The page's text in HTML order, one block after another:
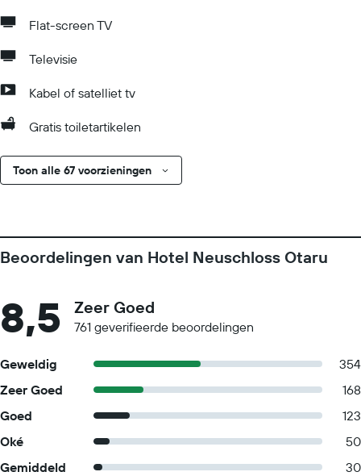
Flat-screen TV
Televisie
Kabel of satelliet tv
Gratis toiletartikelen
Toon alle 67 voorzieningen
Beoordelingen van Hotel Neuschloss Otaru
8,5 Zeer Goed
761 geverifieerde beoordelingen
Geweldig
354
Zeer Goed
168
Goed
123
Oké
50
Gemiddeld
30